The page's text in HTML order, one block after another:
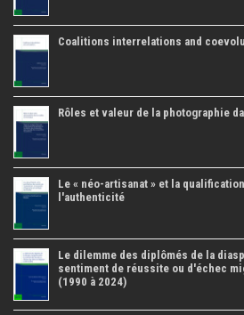
Coalitions interrelations and
Rôles et valeur de la photographie
Le « néo-artisanat » et la
l'authenticité
Le dilemme des diplômés de la
sentiment de réussite ou d'échec
(1990 à 2024)